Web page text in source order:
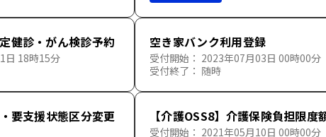
健診・がん検診予約
日 18時15分
空き家バンク利用登録
受付開始： 2023年07月03日 00時00分
受付終了： 随時
要支援状態区分変更
【介護OSS8】介護保険負担限度
受付開始： 2021年05月10日 00時00分